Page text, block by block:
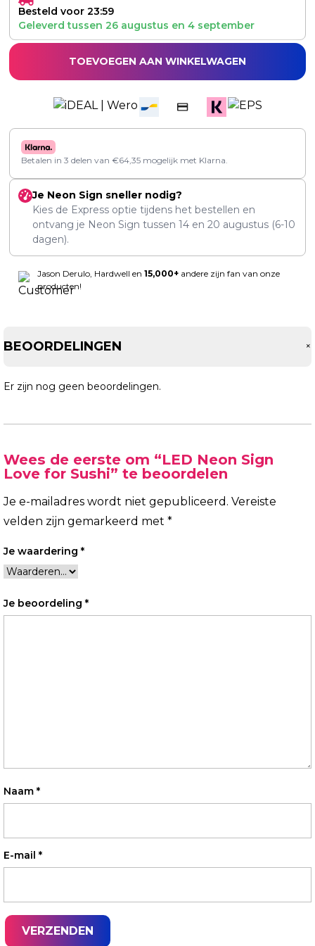
Besteld voor 23:59
Geleverd tussen 26 augustus en 4 september
TOEVOEGEN AAN WINKELWAGEN
Betalen in 3 delen van €64,35 mogelijk met Klarna.
Je Neon Sign sneller nodig?
Kies de Express optie tijdens het bestellen en
ontvang je Neon Sign tussen 14 en 20 augustus (6-10
dagen).
Jason Derulo, Hardwell en 15,000+ andere zijn fan van onze
producten!
BEOORDELINGEN +
Er zijn nog geen beoordelingen.
Wees de eerste om “LED Neon Sign
Love for Sushi” te beoordelen
Je e-mailadres wordt niet gepubliceerd. Vereiste
velden zijn gemarkeerd met *
Je waardering *
Je beoordeling *
Naam *
E-mail *